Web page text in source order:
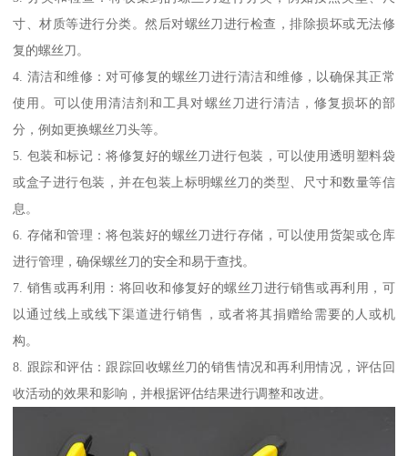
寸、材质等进行分类。然后对螺丝刀进行检查，排除损坏或无法修
复的螺丝刀。
4. 清洁和维修：对可修复的螺丝刀进行清洁和维修，以确保其正常
使用。可以使用清洁剂和工具对螺丝刀进行清洁，修复损坏的部
分，例如更换螺丝刀头等。
5. 包装和标记：将修复好的螺丝刀进行包装，可以使用透明塑料袋
或盒子进行包装，并在包装上标明螺丝刀的类型、尺寸和数量等信
息。
6. 存储和管理：将包装好的螺丝刀进行存储，可以使用货架或仓库
进行管理，确保螺丝刀的安全和易于查找。
7. 销售或再利用：将回收和修复好的螺丝刀进行销售或再利用，可
以通过线上或线下渠道进行销售，或者将其捐赠给需要的人或机
构。
8. 跟踪和评估：跟踪回收螺丝刀的销售情况和再利用情况，评估回
收活动的效果和影响，并根据评估结果进行调整和改进。